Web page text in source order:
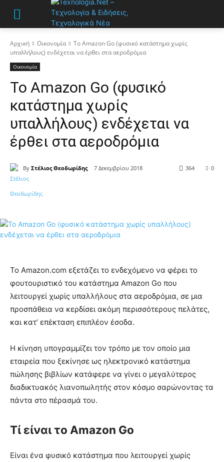
Αρχική Οικονομία
Το Amazon Go (φυσικό κατάστημα χωρίς
υπαλλήλους) ενδέχεται να έρθει στα αεροδρόμια
Οικονομία
Το Amazon Go (φυσικό
κατάστημα χωρίς
υπαλλήλους) ενδέχεται να
έρθει στα αεροδρόμια
By Στέλιος Θεοδωρίδης 7 Δεκεμβρίου 2018 0
364
Το Amazon.com εξετάζει το ενδεχόμενο να φέρει το
φουτουριστικό του κατάστημα Amazon Go που
λειτουργεί χωρίς υπαλλήλους στα αεροδρόμια, σε μια
προσπάθεια να κερδίσει ακόμη περισσότερους πελάτες,
και κατ’ επέκταση επιπλέον έσοδα.
Η κίνηση υπογραμμίζει τον τρόπο με τον οποίο μια
εταιρεία που ξεκίνησε ως ηλεκτρονικό κατάστημα
πώλησης βιβλίων κατάφερε να γίνει ο μεγαλύτερος
διαδικτυακός λιανοπωλητής στον κόσμο σαρώνοντας τα
πάντα στο πέρασμά του.
Τί είναι το Amazon Go
Είναι ένα φυσικό κατάστημα που λειτουργεί χωρίς